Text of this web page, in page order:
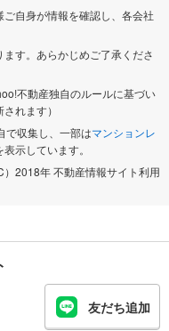
自身が情報を確認し、各会社
す。あらかじめご了承くださ
不動産独自のルールに基づい
れます）
で収集し、一部はマンションレ
示しています。
2018年 不動産情報サイト利用
友だち追加